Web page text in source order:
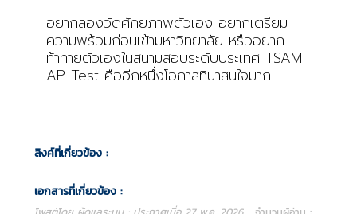
อยากลองวัดศักยภาพตัวเอง อยากเตรียม
ความพร้อมก่อนเข้ามหาวิทยาลัย หรืออยาก
ท้าทายตัวเองในสนามสอบระดับประเทศ TSAM
AP-Test คืออีกหนึ่งโอกาสที่น่าสนใจมาก
ลิงค์ที่เกี่ยวข้อง :
เอกสารที่เกี่ยวข้อง :